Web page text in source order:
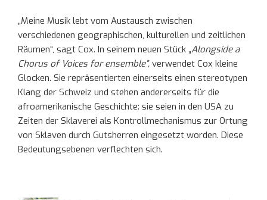
„Meine Musik lebt vom Austausch zwischen
verschiedenen geographischen, kulturellen und zeitlichen
Räumen“, sagt Cox. In seinem neuen Stück „Alongside a
Chorus of Voices for ensemble”, verwendet Cox kleine
Glocken. Sie repräsentierten einerseits einen stereotypen
Klang der Schweiz und stehen andererseits für die
afroamerikanische Geschichte: sie seien in den USA zu
Zeiten der Sklaverei als Kontrollmechanismus zur Ortung
von Sklaven durch Gutsherren eingesetzt worden. Diese
Bedeutungsebenen verflechten sich.